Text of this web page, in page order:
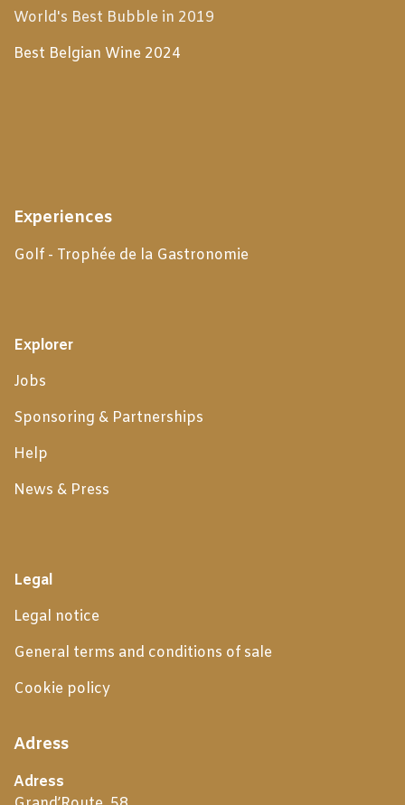
World's Best Bubble in 2019
Best Belgian Wine 2024
Experiences
Golf - Trophée de la Gastronomie
Explorer
Jobs
Sponsoring & Partnerships
Help
News & Press
Legal
Legal notice
General terms and conditions of sale
Cookie policy
Adress
Adress